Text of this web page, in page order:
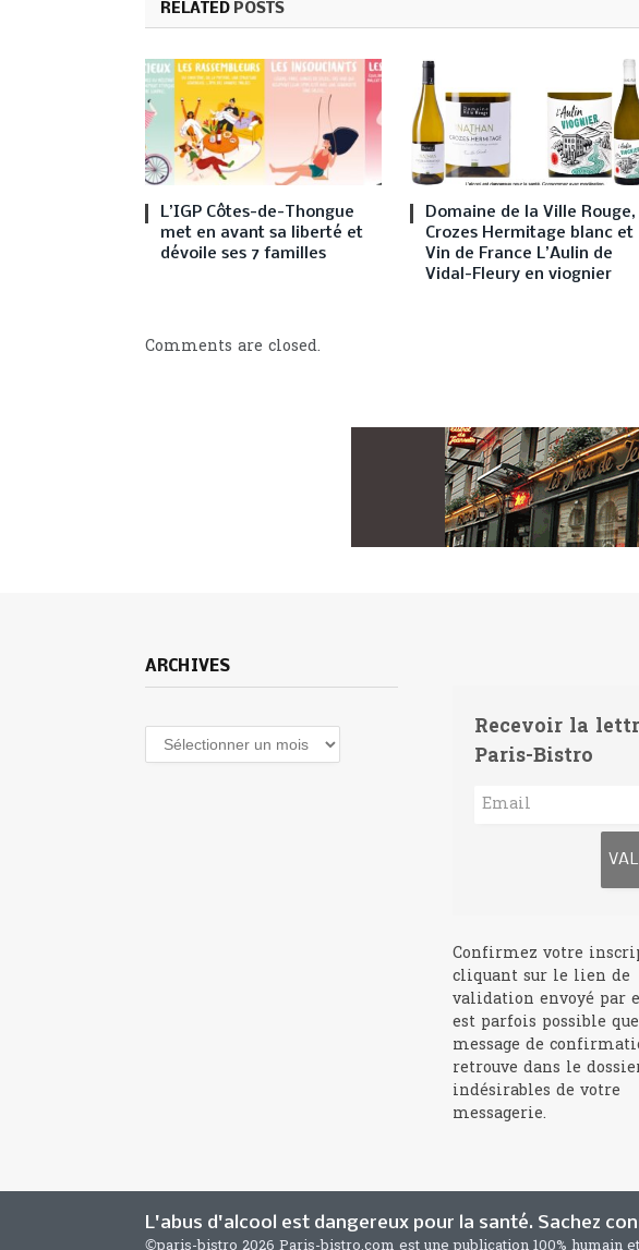
RELATED POSTS
L’IGP Côtes-de-Thongue
met en avant sa liberté et
dévoile ses 7 familles
Domaine de la Ville Rouge,
Crozes Hermitage blanc et
Vin de France L’Aulin de
Vidal-Fleury en viognier
Comments are closed.
ARCHIVES
Archives
Recevoir la
Paris-Bistro
Confirmez votre
cliquant sur le lien de
validation envoyé par
est parfois possible
message de
retrouve dans le
indésirables de votre
messagerie.
L'abus d'alcool est dangereux pour la santé. Sachez